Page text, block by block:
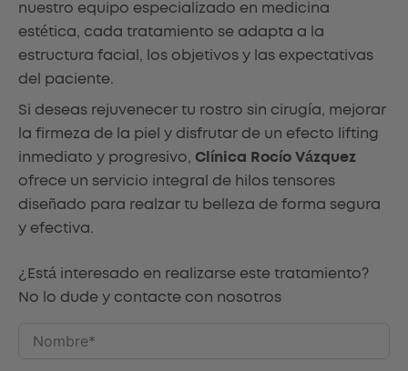
nuestro equipo especializado en medicina
estética, cada tratamiento se adapta a la
estructura facial, los objetivos y las expectativas
del paciente.
Si deseas rejuvenecer tu rostro sin cirugía, mejorar
la firmeza de la piel y disfrutar de un efecto lifting
inmediato y progresivo, Clínica Rocío Vázquez
ofrece un servicio integral de hilos tensores
diseñado para realzar tu belleza de forma segura
y efectiva.
¿Está interesado en realizarse este tratamiento?
No lo dude y contacte con nosotros